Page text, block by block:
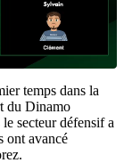
temps dans la
du Dinamo
secteur défensif a
ont avancé